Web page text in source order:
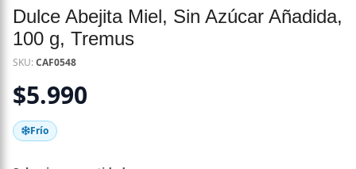
Dulce Abejita Miel, Sin Azúcar Añadida,
100 g, Tremus
SKU:CAF0548
$5.990
Frío